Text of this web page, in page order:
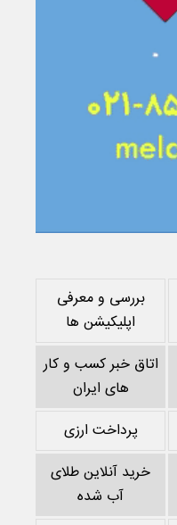
بررسی و معرفی
اپلیکیشن ها
اتاق خبر کسب و کار
های ایران
پرداخت ارزی
خرید آنلاین طلای
آب شده